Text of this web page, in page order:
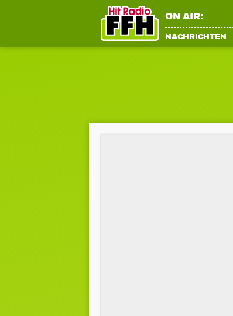
ON AIR:
NACHRICHTEN